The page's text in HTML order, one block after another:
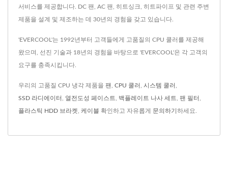
서비스를 제공합니다. DC 팬, AC 팬, 히트싱크, 히트파이프 및 관련 주변
제품을 설계 및 제조하는 데 30년의 경험을 갖고 있습니다.
'EVERCOOL'는 1992년부터 고객들에게 고품질의 CPU 쿨러를 제공해
왔으며, 선진 기술과 18년의 경험을 바탕으로 'EVERCOOL'은 각 고객의
요구를 충족시킵니다.
우리의 고품질 CPU 냉각 제품을 팬 CPU 쿨러 시스템 쿨러
SSD 라디에이터 열전도성 페이스트 백플레이트 나사 세트 팬 필터
플라스틱 HDD 브라켓 케이블 확인하고 자유롭게 문의하기 하세요.